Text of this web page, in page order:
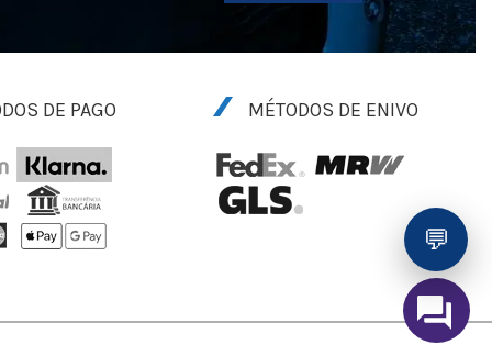
DE PAGO MÉTODOS DE ENIVO
💬